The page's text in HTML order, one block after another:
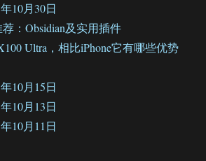
10月30日
：Obsidian及实用插件
Ultra，相比iPhone它有哪些优势
10月15日
10月13日
10月11日